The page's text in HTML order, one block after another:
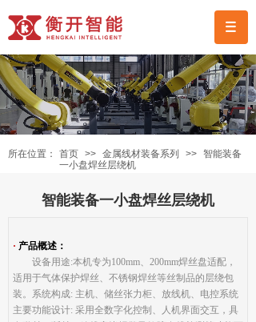
首页 >> 金属线材装备系列 >> 智能装备
一小盘焊丝层绕机
所在位置：
智能装备一小盘焊丝层绕机
· 产品概述：
设备用途:本机专为100mm、200mm焊丝盘适配，
适用于气体保护焊丝、不锈钢焊丝等丝制品的层绕包
装。系统构成: 主机、储丝张力柜、放线机、电控系统
主要功能设计: 采用全数字化控制、人机界面交互，具